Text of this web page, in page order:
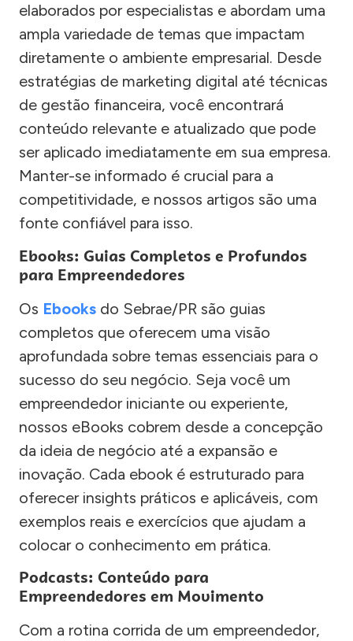
elaborados por especialistas e abordam uma
ampla variedade de temas que impactam
diretamente o ambiente empresarial. Desde
estratégias de marketing digital até técnicas
de gestão financeira, você encontrará
conteúdo relevante e atualizado que pode
ser aplicado imediatamente em sua empresa.
Manter-se informado é crucial para a
competitividade, e nossos artigos são uma
fonte confiável para isso.
Ebooks: Guias Completos e Profundos
para Empreendedores
Os Ebooks do Sebrae/PR são guias
completos que oferecem uma visão
aprofundada sobre temas essenciais para o
sucesso do seu negócio. Seja você um
empreendedor iniciante ou experiente,
nossos eBooks cobrem desde a concepção
da ideia de negócio até a expansão e
inovação. Cada ebook é estruturado para
oferecer insights práticos e aplicáveis, com
exemplos reais e exercícios que ajudam a
colocar o conhecimento em prática.
Podcasts: Conteúdo para
Empreendedores em Movimento
Com a rotina corrida de um empreendedor,